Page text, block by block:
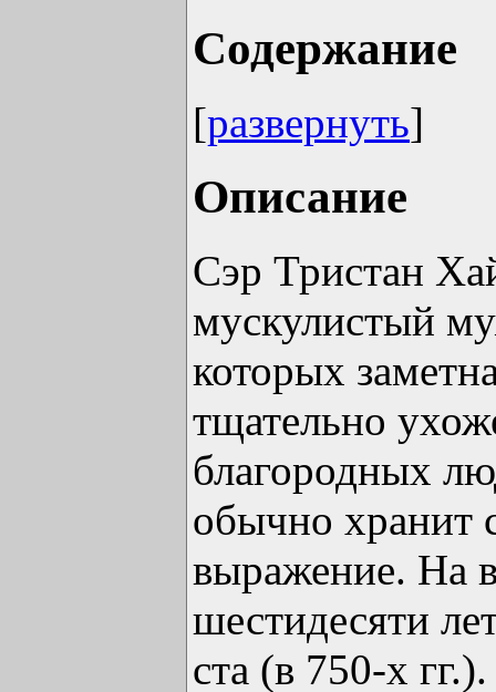
Содержание
[развернуть]
Описание
Сэр Тристан
мускулистый
которых
тщательно
благородных
обычно хранит
выражение. На
шестидесяти
ста (в 750-х